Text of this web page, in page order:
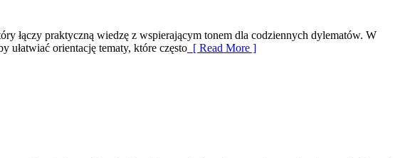
łączy praktyczną wiedzę z wspierającym tonem dla codziennych dylematów. W
ułatwiać orientację tematy, które często [ Read More ]